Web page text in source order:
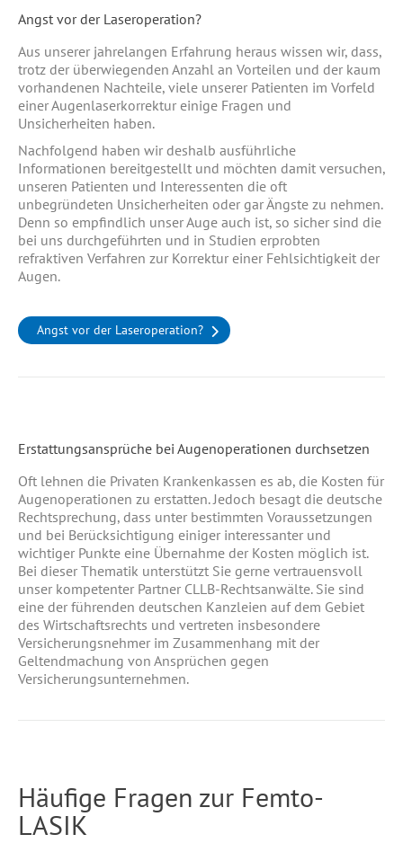
Angst vor der Laseroperation?
Aus unserer jahrelangen Erfahrung heraus wissen wir, dass,
trotz der überwiegenden Anzahl an Vorteilen und der kaum
vorhandenen Nachteile, viele unserer Patienten im Vorfeld
einer Augenlaserkorrektur einige Fragen und
Unsicherheiten haben.
Nachfolgend haben wir deshalb ausführliche
Informationen bereitgestellt und möchten damit versuchen,
unseren Patienten und Interessenten die oft
unbegründeten Unsicherheiten oder gar Ängste zu nehmen.
Denn so empfindlich unser Auge auch ist, so sicher sind die
bei uns durchgeführten und in Studien erprobten
refraktiven Verfahren zur Korrektur einer Fehlsichtigkeit der
Augen.
Angst vor der Laseroperation?
Erstattungsansprüche bei Augenoperationen durchsetzen
Oft lehnen die Privaten Krankenkassen es ab, die Kosten für
Augenoperationen zu erstatten. Jedoch besagt die deutsche
Rechtsprechung, dass unter bestimmten Voraussetzungen
und bei Berücksichtigung einiger interessanter und
wichtiger Punkte eine Übernahme der Kosten möglich ist.
Bei dieser Thematik unterstützt Sie gerne vertrauensvoll
unser kompetenter Partner CLLB-Rechtsanwälte. Sie sind
eine der führenden deutschen Kanzleien auf dem Gebiet
des Wirtschaftsrechts und vertreten insbesondere
Versicherungsnehmer im Zusammenhang mit der
Geltendmachung von Ansprüchen gegen
Versicherungsunternehmen.
Häufige Fragen zur Femto-
LASIK